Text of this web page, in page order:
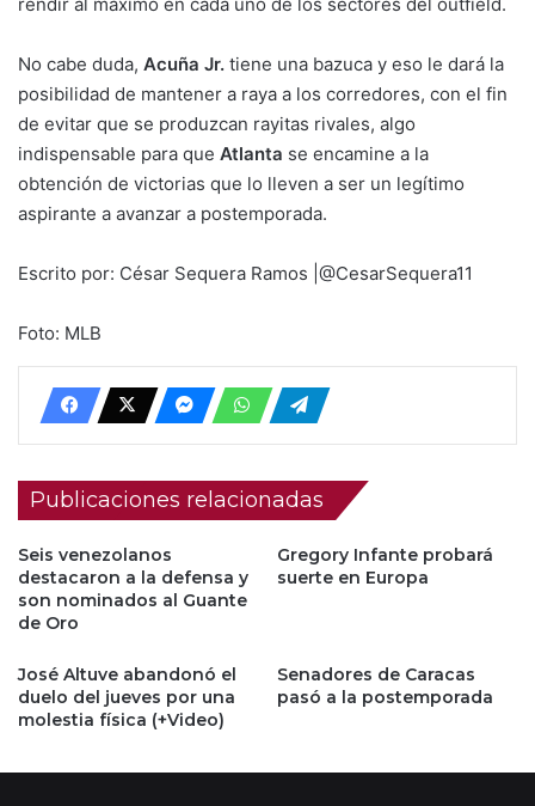
No cabe duda, Acuña Jr. tiene una bazuca y eso le dará la
posibilidad de mantener a raya a los corredores, con el fin
de evitar que se produzcan rayitas rivales, algo
indispensable para que Atlanta se encamine a la
obtención de victorias que lo lleven a ser un legítimo
aspirante a avanzar a postemporada.
Escrito por: César Sequera Ramos |@CesarSequera11
Foto: MLB
Publicaciones relacionadas
Seis venezolanos
destacaron a la defensa y
son nominados al Guante
de Oro
Gregory Infante probará
suerte en Europa
José Altuve abandonó el
duelo del jueves por una
molestia física (+Video)
Senadores de Caracas
pasó a la postemporada